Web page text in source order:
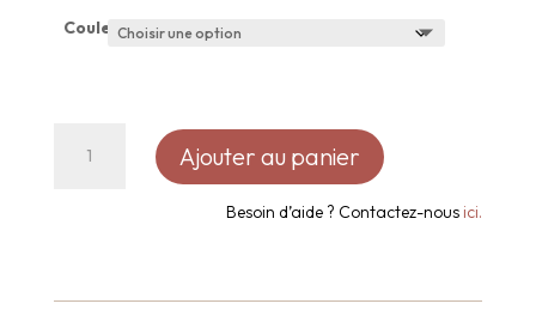
Couleur
en
Ajouter au panier
Besoin d’aide ? Contactez-nous ici.